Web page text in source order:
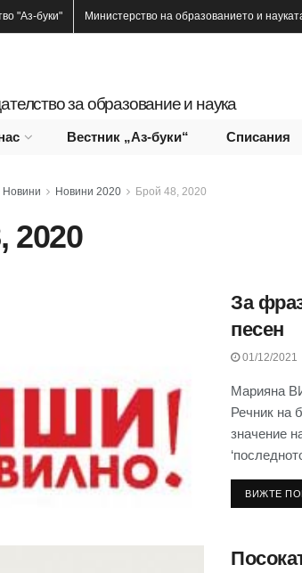
"Аз-буки" Министерство на образованието и
за образование и наука
Вестник „Аз-буки“ Списания
Новини Новини 2020 Брой 48, 2020
2020
За
песен
01/12/2021
Марияна
Речник на
значение
ВИЖТЕ